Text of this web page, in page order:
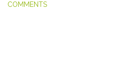
COMMENTS